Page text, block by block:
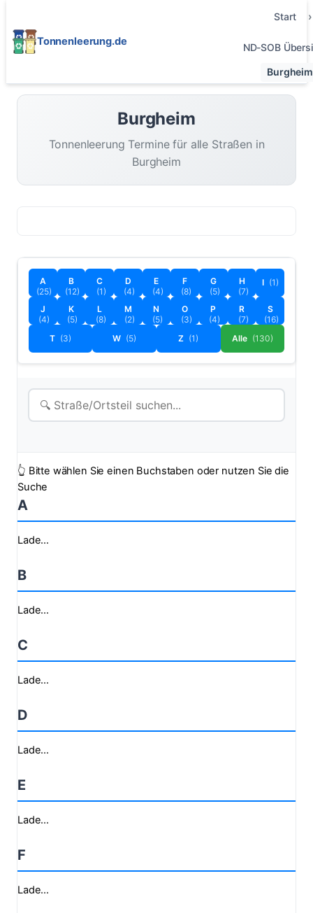
Tonnenleerung.de
Start
ND-SOB
Burgheim
Burgheim
Tonnenleerung Termine für alle Straßen in
Burgheim
A
(25)
B
(12)
C
(1)
D
(4)
E
(4)
F
(8)
G
(5)
H
(7)
I (1)
J
(4)
K
(5)
L
(8)
M
(2)
N
(5)
O
(3)
P
(4)
R
(7)
S
(16)
T (3) W (5) Z (1) Alle (130)
👆 Bitte wählen Sie einen Buchstaben oder nutzen Sie die
Suche
A
Lade...
B
Lade...
C
Lade...
D
Lade...
E
Lade...
F
Lade...